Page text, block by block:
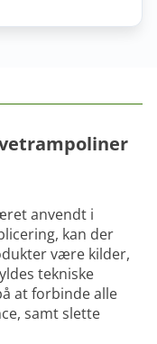
anvendt i
kan der
være kilder,
tekniske
at forbinde alle
samt slette